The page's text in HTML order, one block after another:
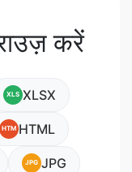
करें
XLS XLSX
HTM HTML
JPG JPG